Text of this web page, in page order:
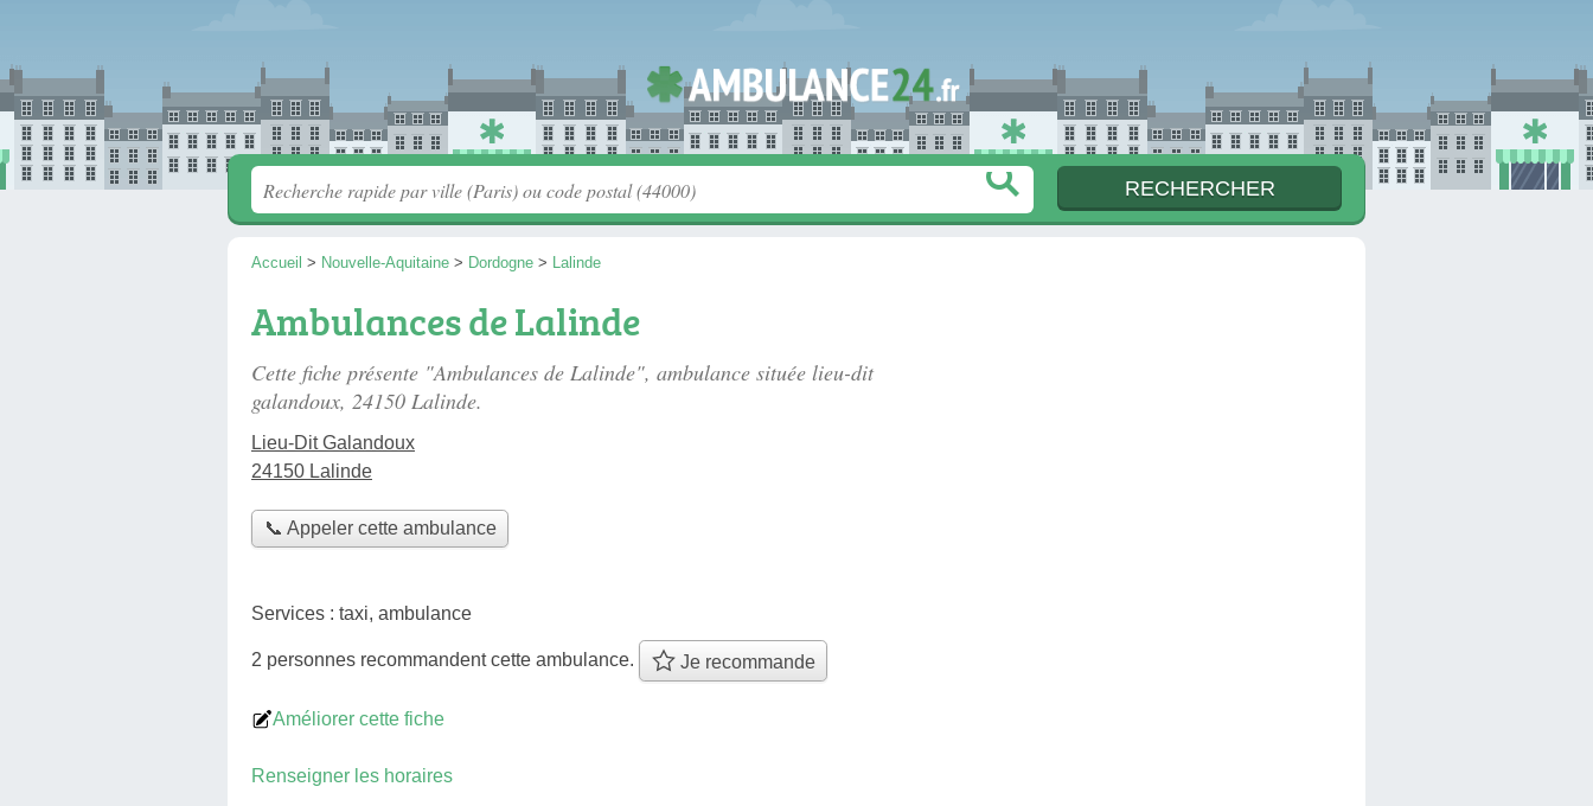
Accueil > Nouvelle-Aquitaine > Dordogne > Lalinde
Ambulances de Lalinde
Cette fiche présente "Ambulances de Lalinde", ambulance située lieu-dit
galandoux, 24150 Lalinde.
Lieu-Dit Galandoux
24150 Lalinde
📞 Appeler cette ambulance
Services : taxi, ambulance
2 personnes recommandentcette ambulance. Je recommande
Améliorer cette fiche
Renseigner les horaires